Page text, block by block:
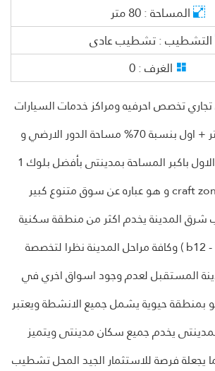
المساحة :80متر
التشطيب :تشطيب عادى
الغرف :0
تخصص احرفيه ومراكز خدمات السيارات
بمساحة كلية 80متر + اول بنسبة 70% مساحة الدور الارضي و
30% مساحة الدور الاول باكبر المساحة بمدينتى بأفضل بلوك 1
الكرافت زون - craft zone و هو عباره عن سوق متنوع كبير
شرق المدينة يخدم اكثر من منطقة سكنية
مثل ( b12 - b10 - b11 ) وكافة مراحل المدينة نظرا لتخصصة
المستقبل لعدم وجود اسواق اخري في
بمنطقة حيوية يشمل جميع الانشطة ويعتبر
يخدم جميع سكان مدينتى ويتميز
يجعلة فرصة للاستثمار الجيد المحل تشطيب